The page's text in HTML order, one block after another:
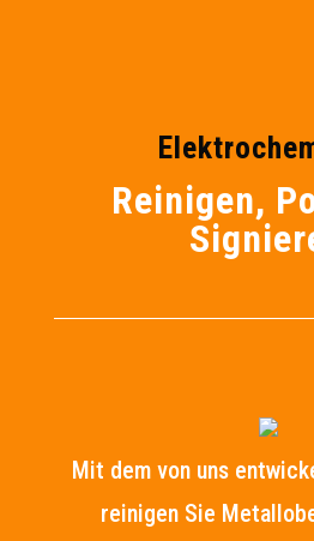
Reinigen,
Mit dem von uns
reinigen Sie